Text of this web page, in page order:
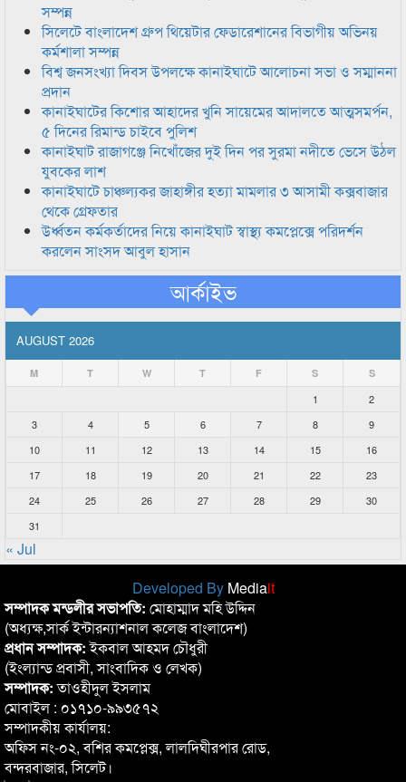
সম্পন্ন
সিলেটে বাংলাদেশ গ্রুপ থিয়েটার ফেডারেশানের বিভাগীয় অভিনয়
কর্মশালা সম্পন্ন
বিশ্ব জনসংখ্যা দিবস উপলক্ষে কানাইঘাটে আলোচনা সভা ও সম্মাননা
প্রদান
কানাইঘাটের কিশোর আহাদের খুনি সায়েমের আদালতে আত্মসমর্পন,
৫ দিনের রিমান্ড চাইবে পুলিশ
কানাইঘাট রাজাগঞ্জে নিখোঁজের দুই দিন পর সুরমা নদীতে ভেসে উঠল
যুবকের লাশ
কানাইঘাটে চাঞ্চল্যকর জাহাঙ্গীর হত্যা মামলার ৩ আসামী কক্সবাজার
থেকে গ্রেফতার
উর্ধ্বতন কর্মকর্তাদের নিয়ে কানাইঘাট স্বাস্থ্য কমপ্লেক্সে পরিদর্শন
করলেন সাংসদ আবুল হাসান
আর্কাইভ
AUGUST 2026
M T W T F S S
1
2
3
4 5 6 7 8
9
10
11 12 13 14 15
16
17
18 19 20 21 22
23
24
25 26 27 28 29
30
31
« Jul
Developed By Mediait
সম্পাদক মন্ডলীর সভাপতি: মোহাম্মাদ মহি উদ্দিন
(অধ্যক্ষ,সার্ক ইন্টারন্যাশনাল কলেজ বাংলাদেশ)
প্রধান সম্পাদক:ইকবাল আহমদ চৌধুরী
(ইংল্যান্ড প্রবাসী, সাংবাদিক ও লেখক)
সম্পাদক:তাওহীদুল ইসলাম
মোবাইল : ০১৭১০-৯৯৩৫৭২
সম্পাদকীয় কার্যালয়:
অফিস নং-০২, বশির কমপ্লেক্স, লালদিঘীরপার রোড,
বন্দরবাজার, সিলেট।